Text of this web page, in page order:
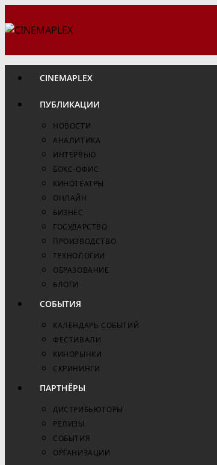
к
CINEMAPLEX
ПУБЛИКАЦИИ
НОВОСТИ
АНАЛИТИКА
ИНТЕРВЬЮ
БОКС-ОФИС
КИНОТЕАТРЫ
ОНЛАЙН
БИЗНЕС
ГОСУДАРСТВО
ПРОИЗВОДСТВО
ТЕХНОЛОГИИ
ОБРАЗОВАНИЕ
БЛОГИ
СОБЫТИЯ
КАЛЕНДАРЬ СОБЫТИЙ
ФЕСТИВАЛИ
КИНОРЫНКИ
СКРИНИНГИ
ПАРТНЁРЫ
ДИСТРИБЬЮТОРЫ
РЕЛИЗЫ
СОБЫТИЯ
ОРГАНИЗАЦИИ